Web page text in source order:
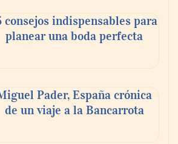
reunirse: 7 de cada 10 la
el eclipse solar del 12 de
consejos indispensables para
planear una boda perfecta
Pader, España crónica
de un viaje a la Bancarrota